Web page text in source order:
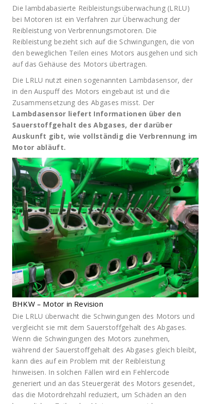
Die lambdabasierte Reibleistungsüberwachung (LRLU)
bei Motoren ist ein Verfahren zur Überwachung der
Reibleistung von Verbrennungsmotoren. Die
Reibleistung bezieht sich auf die Schwingungen, die von
den beweglichen Teilen eines Motors ausgehen und sich
auf das Gehäuse des Motors übertragen.
Die LRLU nutzt einen sogenannten Lambdasensor, der
in den Auspuff des Motors eingebaut ist und die
Zusammensetzung des Abgases misst. Der
Lambdasensor liefert Informationen über den
Sauerstoffgehalt des Abgases, der darüber
Auskunft gibt, wie vollständig die Verbrennung im
Motor abläuft.
BHKW – Motor in Revision
Die LRLU überwacht die Schwingungen des Motors und
vergleicht sie mit dem Sauerstoffgehalt des Abgases.
Wenn die Schwingungen des Motors zunehmen,
während der Sauerstoffgehalt des Abgases gleich bleibt,
kann dies auf ein Problem mit der Reibleistung
hinweisen. In solchen Fällen wird ein Fehlercode
generiert und an das Steuergerät des Motors gesendet,
das die Motordrehzahl reduziert, um Schäden an den